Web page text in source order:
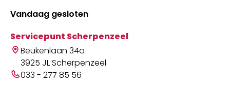
Vandaag gesloten
Servicepunt Scherpenzeel
Beukenlaan 34a
3925 JL Scherpenzeel
033 - 277 85 56